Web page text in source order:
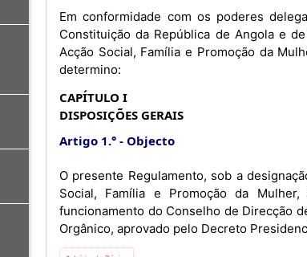
Em conformidade com os poderes
Constituição da República de Angola e
Acção Social, Família e Promoção da
determino:
CAPÍTULO I
DISPOSIÇÕES GERAIS
Artigo 1.°
Objecto
O presente Regulamento, sob a
Social, Família e Promoção da
funcionamento do Conselho de Direcção
Orgânico, aprovado pelo Decreto